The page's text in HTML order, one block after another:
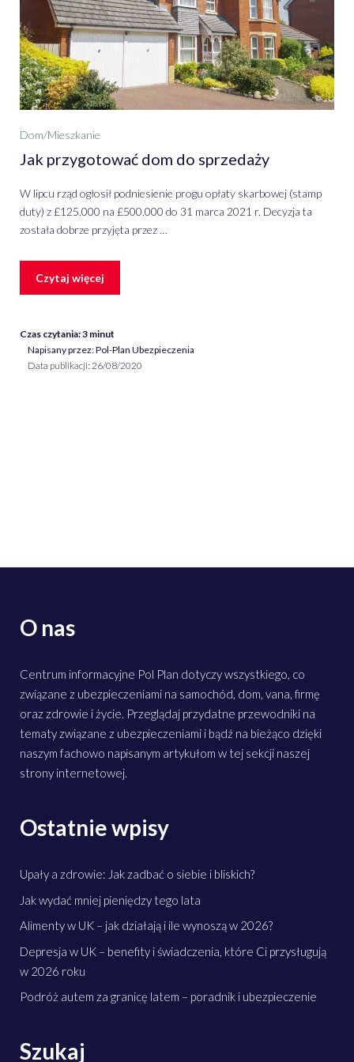
Dom/Mieszkanie
Jak przygotować dom do sprzedaży
W lipcu rząd ogłosił podniesienie progu opłaty skarbowej (stamp
duty) z £125.000 na £500.000 do 31 marca 2021 r. Decyzja ta
została dobrze przyjęta przez …
Czytaj więcej
Czas czytania:3 minut
Napisany przez: Pol-Plan Ubezpieczenia
Data publikacji: 26/08/2020
O nas
Centrum informacyjne Pol Plan dotyczy wszystkiego, co
związane z ubezpieczeniami na samochód, dom, vana, firmę
oraz zdrowie i życie. Przeglądaj przydatne przewodniki na
tematy związane z ubezpieczeniami i bądź na bieżąco dzięki
naszym fachowo napisanym artykułom w tej sekcji naszej
strony internetowej.
Ostatnie wpisy
Upały a zdrowie: Jak zadbać o siebie i bliskich?
Jak wydać mniej pieniędzy tego lata
Alimenty w UK – jak działają i ile wynoszą w 2026?
Depresja w UK – benefity i świadczenia, które Ci przysługują
w 2026 roku
Podróż autem za granicę latem – poradnik i ubezpieczenie
Szukaj